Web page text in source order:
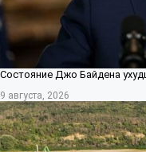
Состояние Джо Байдена
9 августа, 2026